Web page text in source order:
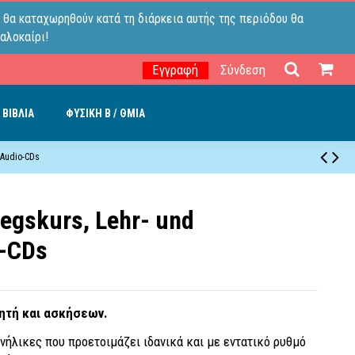
καταχωρηθούν κατά τη διάρκεια αυτής της περιόδου θα
Εγγραφή Σύνδεση
ΦΥΣΙΚΗ B / ΘΜΙΑ
CDs
Lehr- und
και ασκήσεων.
που προετοιμάζει ιδανικά και με εντατικό ρυθμό